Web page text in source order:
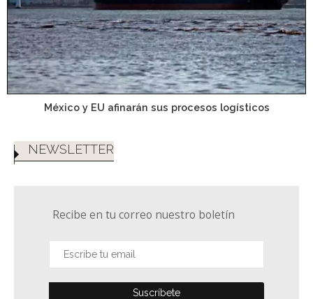
México y EU afinarán sus procesos logísticos
NEWSLETTER
Recibe en tu correo nuestro boletín